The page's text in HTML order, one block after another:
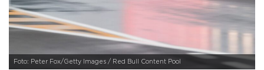
Foto: Peter Fox/Getty Images / Red Bull Content Pool